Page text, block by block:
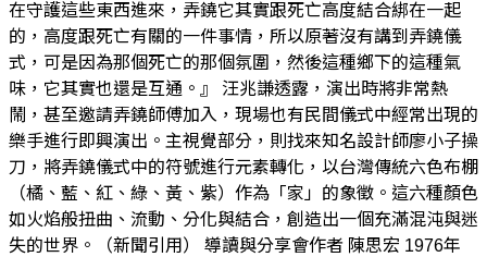
在守護這些東西進來，弄鐃它其實跟死亡高度結合綁在一起
的，高度跟死亡有關的一件事情，所以原著沒有講到弄鐃儀
式，可是因為那個死亡的那個氛圍，然後這種鄉下的這種氣
味，它其實也還是互通。』 汪兆謙透露，演出時將非常熱
鬧，甚至邀請弄鐃師傅加入，現場也有民間儀式中經常出現的
樂手進行即興演出。主視覺部分，則找來知名設計師廖小子操
刀，將弄鐃儀式中的符號進行元素轉化，以台灣傳統六色布棚
（橘、藍、紅、綠、黃、紫）作為「家」的象徵。這六種顏色
如火焰般扭曲、流動、分化與結合，創造出一個充滿混沌與迷
失的世界。（新聞引用） 導讀與分享會作者 陳思宏 1976年